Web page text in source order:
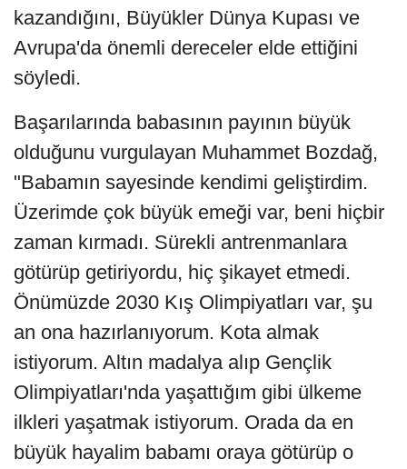
kazandığını, Büyükler Dünya Kupası ve
Avrupa'da önemli dereceler elde ettiğini
söyledi.
Başarılarında babasının payının büyük
olduğunu vurgulayan Muhammet Bozdağ,
"Babamın sayesinde kendimi geliştirdim.
Üzerimde çok büyük emeği var, beni hiçbir
zaman kırmadı. Sürekli antrenmanlara
götürüp getiriyordu, hiç şikayet etmedi.
Önümüzde 2030 Kış Olimpiyatları var, şu
an ona hazırlanıyorum. Kota almak
istiyorum. Altın madalya alıp Gençlik
Olimpiyatları'nda yaşattığım gibi ülkeme
ilkleri yaşatmak istiyorum. Orada da en
büyük hayalim babamı oraya götürüp o